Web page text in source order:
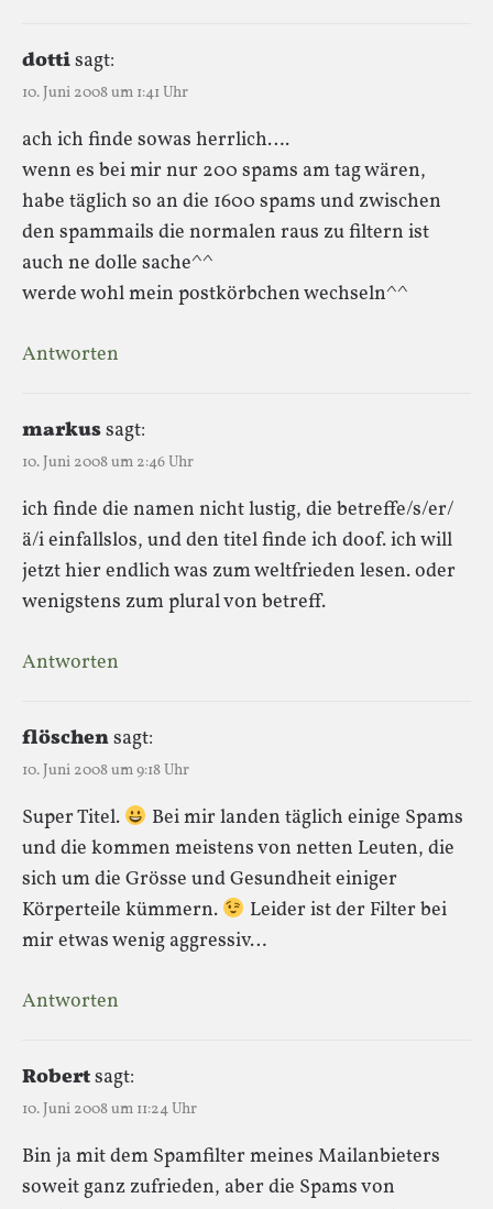
dottisagt:
10. Juni 2008 um 1:41 Uhr
ach ich finde sowas herrlich….
wenn es bei mir nur 200 spams am tag wären,
habe täglich so an die 1600 spams und zwischen
den spammails die normalen raus zu filtern ist
auch ne dolle sache^^
werde wohl mein postkörbchen wechseln^^
Antworten
markussagt:
10. Juni 2008 um 2:46 Uhr
ich finde die namen nicht lustig, die betreffe/s/er/
ä/i einfallslos, und den titel finde ich doof. ich will
jetzt hier endlich was zum weltfrieden lesen. oder
wenigstens zum plural von betreff.
Antworten
flöschensagt:
10. Juni 2008 um 9:18 Uhr
Super Titel.
Bei mir landen täglich einige Spams
und die kommen meistens von netten Leuten, die
sich um die Grösse und Gesundheit einiger
Körperteile kümmern.
Leider ist der Filter bei
mir etwas wenig aggressiv…
Antworten
Robertsagt:
10. Juni 2008 um 11:24 Uhr
Bin ja mit dem Spamfilter meines Mailanbieters
soweit ganz zufrieden, aber die Spams von